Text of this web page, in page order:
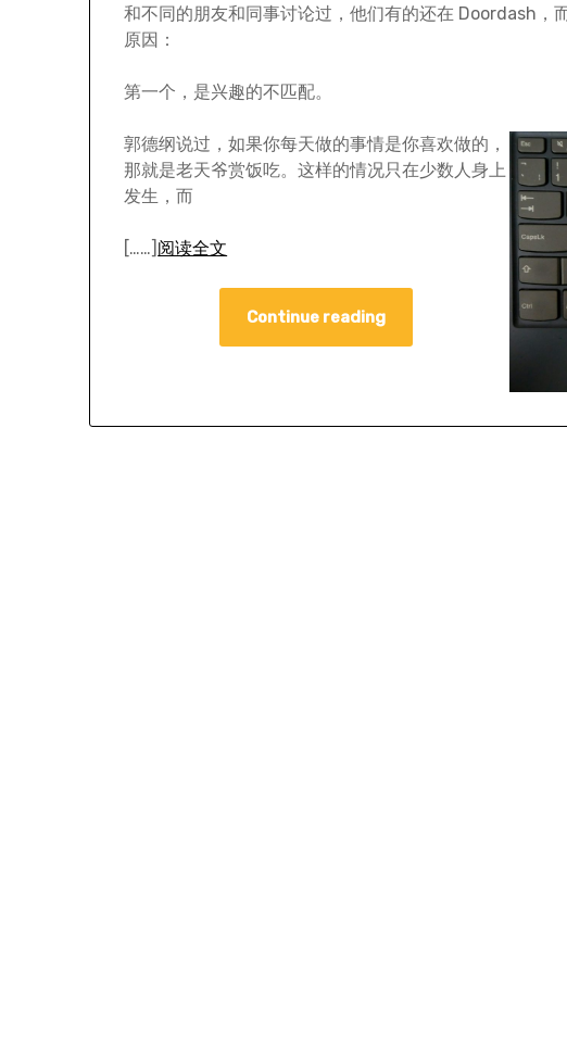
和不同的朋友和同事讨论过，他们有的还在 Doordash，
原因：
第一个，是兴趣的不匹配。
郭德纲说过，如果你每天做的事情是你喜欢做的，
那就是老天爷赏饭吃。这样的情况只在少数人身上
发生，而
[……] 阅读全文
Continue reading